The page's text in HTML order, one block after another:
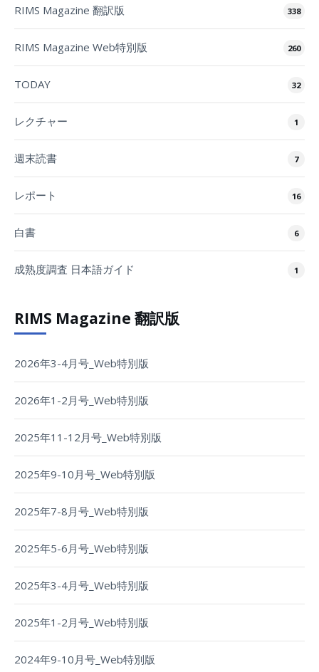
RIMS Magazine 翻訳版 338
RIMS Magazine Web特別版 260
TODAY 32
レクチャー 1
週末読書 7
レポート 16
白書 6
成熟度調査 日本語ガイド 1
RIMS Magazine 翻訳版
2026年3-4月号_Web特別版
2026年1-2月号_Web特別版
2025年11-12月号_Web特別版
2025年9-10月号_Web特別版
2025年7-8月号_Web特別版
2025年5-6月号_Web特別版
2025年3-4月号_Web特別版
2025年1-2月号_Web特別版
2024年9-10月号_Web特別版